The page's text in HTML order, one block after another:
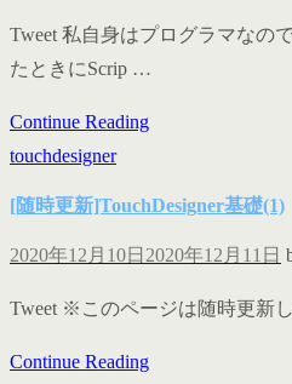
Tweet 私自身はプログラマなの
たときにScrip …
Continue Reading
touchdesigner
[随時更新]TouchDesigner基礎(1)
2020年12月10日 2020年12月11日
Tweet ※このページは随時更新
Continue Reading